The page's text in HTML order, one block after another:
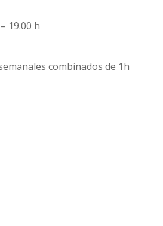
19.00 h
combinados de 1h